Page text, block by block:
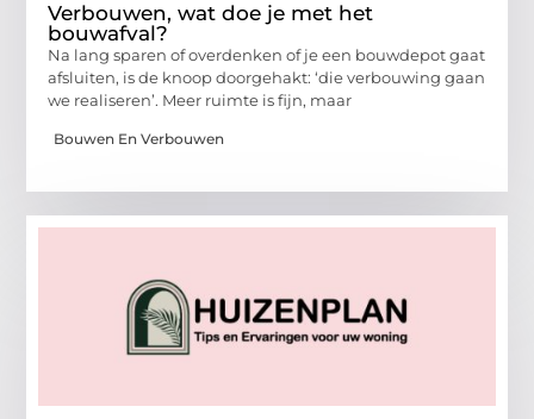
Verbouwen, wat doe je met het
bouwafval?
Na lang sparen of overdenken of je een bouwdepot gaat
afsluiten, is de knoop doorgehakt: ‘die verbouwing gaan
we realiseren’. Meer ruimte is fijn, maar
Bouwen En Verbouwen